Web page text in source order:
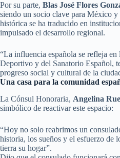
Por su parte, Blas José Flores
siendo un socio clave para México
histórica se ha traducido en
impulsado el desarrollo regional.
“La influencia española se refleja
Deportivo y del Sanatorio Español,
progreso social y cultural de la
Una casa para la comunidad
La Cónsul Honoraria, Angelina
simbólico de reactivar este espacio:
“Hoy no solo reabrimos un
historia, los sueños y el esfuerzo de
tierra su hogar”.